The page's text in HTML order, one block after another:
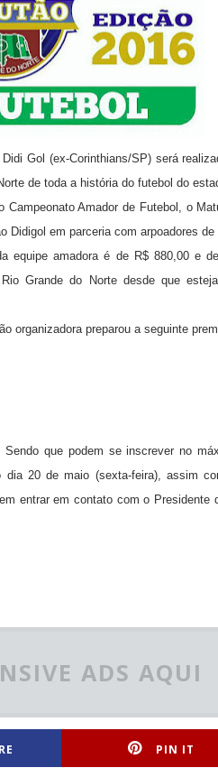
Gol (ex-Corinthians/SP) será
de toda a história do futebol do
Amador de Futebol, o
Didigol em parceria com arpoadores
equipe amadora é de R$ 880,00 e
Grande do Norte desde que
organizadora preparou a seguinte
que podem se inscrever no
dia 20 de maio (sexta-feira), assim
entrar em contato com o Presidente
ADS AQUI
PIN IT